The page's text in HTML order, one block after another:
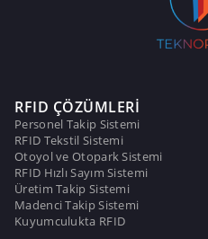
RFID ÇÖZÜMLERİ
Personel Takip Sistemi
RFID Tekstil Sistemi
Otoyol ve Otopark Sistemi
RFID Hızlı Sayım Sistemi
Üretim Takip Sistemi
Madenci Takip Sistemi
Kuyumculukta RFID